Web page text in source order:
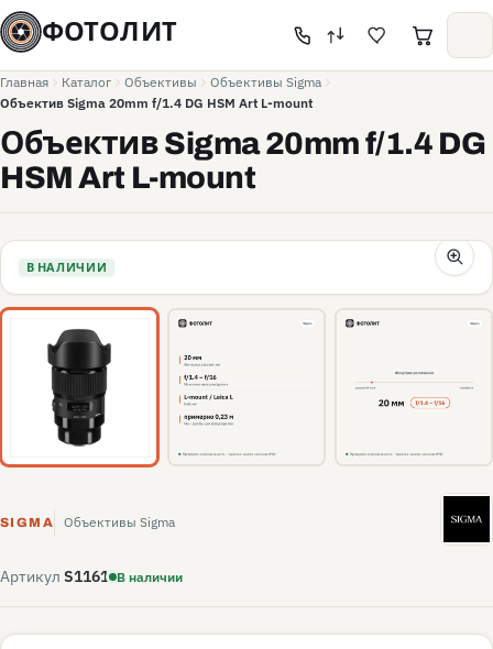
ФОТОЛИТ
Главная Каталог Объективы
Объективы Sigma
Объектив Sigma 20mm f/1.4 DG HSM Art L-mount
Объектив Sigma 20mm f/1.4 DG
HSM Art L-mount
В НАЛИЧИИ
SIGMA Объективы Sigma S
Артикул S1161 В наличии